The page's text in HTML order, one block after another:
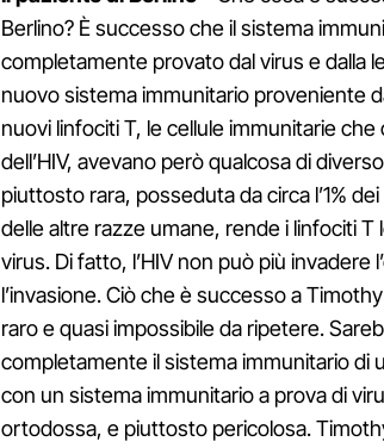
Berlino? È successo che il sistema
completamente provato dal virus e dalla
nuovo sistema immunitario proveniente
nuovi linfociti T, le cellule immunitarie
dell’HIV, avevano però qualcosa di
piuttosto rara, posseduta da circa l’1%
delle altre razze umane, rende i linfociti
virus. Di fatto, l’HIV non può più invadere
l’invasione. Ciò che è successo a
raro e quasi impossibile da ripetere.
completamente il sistema immunitario di
con un sistema immunitario a prova di
ortodossa, e piuttosto pericolosa.